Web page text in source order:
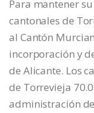
Para mantener
cantonales de
al Cantón
incorporación y
de Alicante. Los
de Torrevieja
administración